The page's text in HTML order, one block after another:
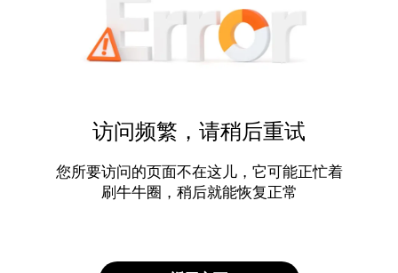
访问频繁，请稍后重试
您所要访问的页面不在这儿，它可能正忙着
刷牛牛圈，稍后就能恢复正常